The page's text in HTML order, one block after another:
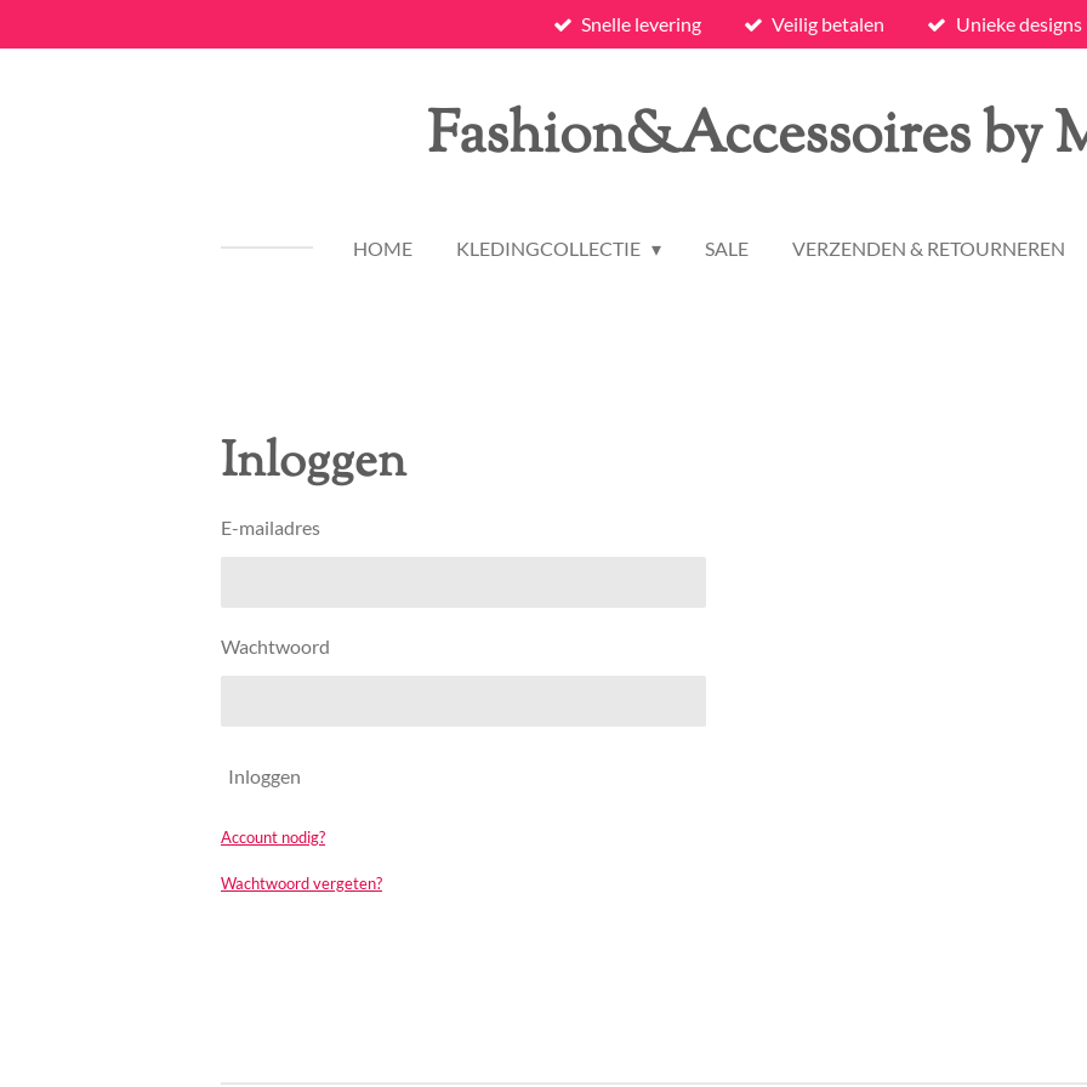
direct
Snelle levering Veilig betalen Unieke designs
Fashion&Accessoires by
HOME KLEDINGCOLLECTIE SALE VERZENDEN & RETOURNEREN
Inloggen
E-mailadres
Wachtwoord
Inloggen
Account nodig?
Wachtwoord vergeten?